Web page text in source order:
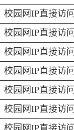
校园网IP直接访
校园网IP直接访
校园网IP直接访
校园网IP直接访
校园网IP直接访
校园网IP直接访
校园网IP直接访